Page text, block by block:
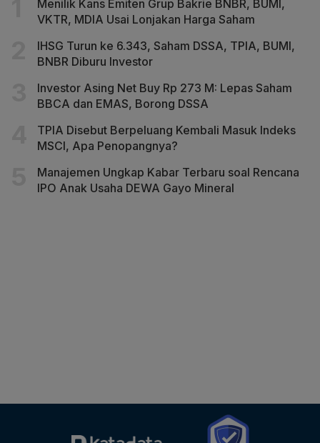
Menilik Kans Emiten Grup Bakrie BNBR, BUMI,
VKTR, MDIA Usai Lonjakan Harga Saham
IHSG Turun ke 6.343, Saham DSSA, TPIA, BUMI,
BNBR Diburu Investor
Investor Asing Net Buy Rp 273 M: Lepas Saham
BBCA dan EMAS, Borong DSSA
TPIA Disebut Berpeluang Kembali Masuk Indeks
MSCI, Apa Penopangnya?
Manajemen Ungkap Kabar Terbaru soal Rencana
IPO Anak Usaha DEWA Gayo Mineral